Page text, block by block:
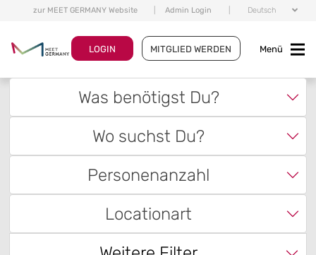
zur MEET GERMANY Website Admin Login Deutsch
LOGIN MITGLIED WERDEN Menü
Was benötigst Du?
Wo suchst Du?
Personenanzahl
Locationart